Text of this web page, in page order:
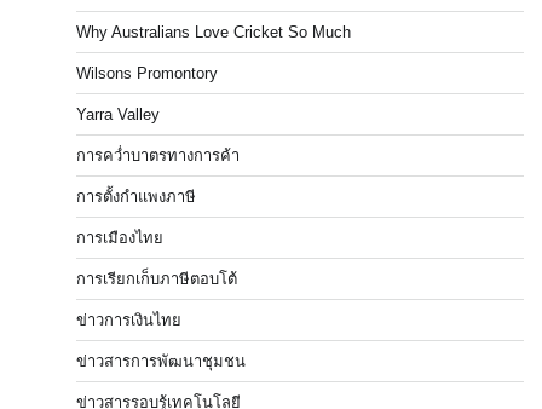
Why Australians Love Cricket So Much
Wilsons Promontory
Yarra Valley
การคว่ำบาตรทางการค้า
การตั้งกำแพงภาษี
การเมืองไทย
การเรียกเก็บภาษีตอบโต้
ข่าวการเงินไทย
ข่าวสารการพัฒนาชุมชน
ข่าวสารรอบรู้เทคโนโลยี